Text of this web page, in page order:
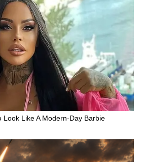
Look Like A Modern-Day Barbie